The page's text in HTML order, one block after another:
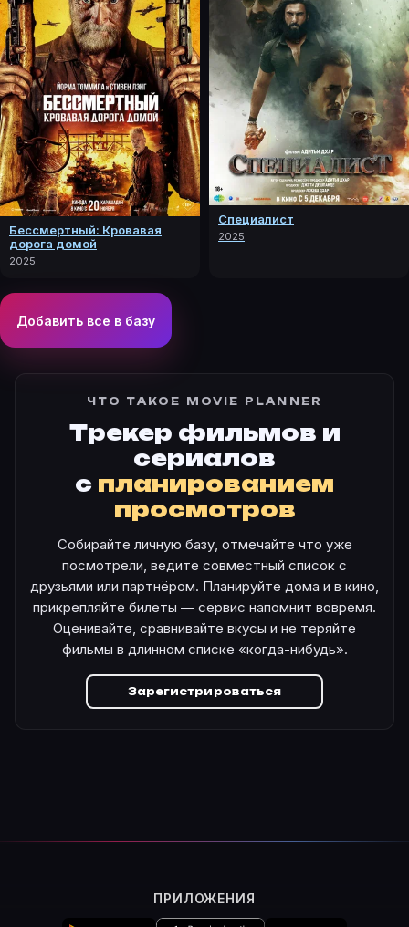
Бессмертный: Кровавая
дорога домой
2025
Специалист
2025
Добавить все в базу
ЧТО ТАКОЕ MOVIE PLANNER
Трекер фильмов и
сериалов
с планированием
просмотров
Собирайте личную базу, отмечайте что уже
посмотрели, ведите совместный список с
друзьями или партнёром. Планируйте дома и в кино,
прикрепляйте билеты — сервис напомнит вовремя.
Оценивайте, сравнивайте вкусы и не теряйте
фильмы в длинном списке «когда-нибудь».
Зарегистрироваться
ПРИЛОЖЕНИЯ